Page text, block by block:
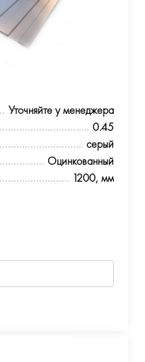
Уточняйте у менеджера
0.45
серый
Оцинкованный
1200, мм